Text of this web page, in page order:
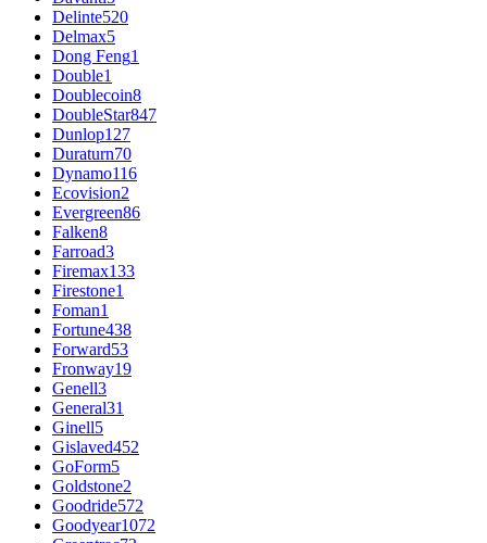
Delinte520
Delmax5
Dong Feng1
Double1
Doublecoin8
DoubleStar847
Dunlop127
Duraturn70
Dynamo116
Ecovision2
Evergreen86
Falken8
Farroad3
Firemax133
Firestone1
Foman1
Fortune438
Forward53
Fronway19
Genell3
General31
Ginell5
Gislaved452
GoForm5
Goldstone2
Goodride572
Goodyear1072